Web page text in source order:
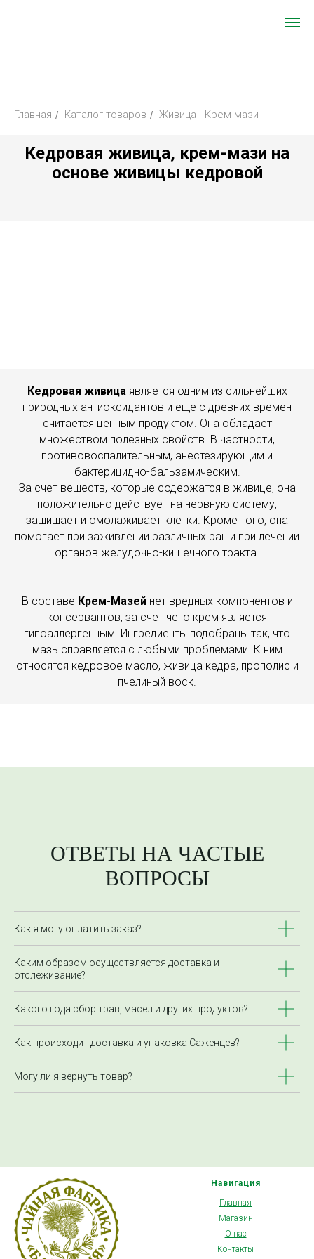
Главная / Каталог товаров / Живица - Крем-мази
Кедровая живица, крем-мази на
основе живицы кедровой
Кедровая живицаявляется одним из сильнейших
природных антиоксидантов и еще с древних времен
считается ценным продуктом. Она обладает
множеством полезных свойств. В частности,
противовоспалительным, анестезирующим и
бактерицидно-бальзамическим.
За счет веществ, которые содержатся в живице, она
положительно действует на нервную систему,
защищает и омолаживает клетки. Кроме того, она
помогает при заживлении различных ран и при лечении
органов желудочно-кишечного тракта.
В составе Крем-Мазейнет вредных компонентов и
консервантов, за счет чего крем является
гипоаллергенным. Ингредиенты подобраны так, что
мазь справляется с любыми проблемами. К ним
относятся кедровое масло, живица кедра, прополис и
пчелиный воск.
ОТВЕТЫ НА ЧАСТЫЕ
ВОПРОСЫ
Как я могу оплатить заказ?
Каким образом осуществляется доставка и
отслеживание?
Какого года сбор трав, масел и других продуктов?
Как происходит доставка и упаковка Саженцев?
Могу ли я вернуть товар?
Навигация
Главная
Магазин
О нас
Контакты